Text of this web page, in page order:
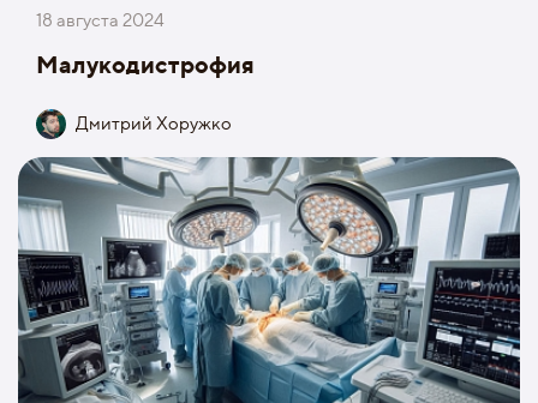
18 августа 2024
Малукодистрофия
Дмитрий Хоружко